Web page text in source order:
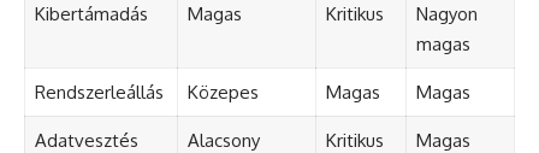
Kibertámadás Magas Kritikus
Nagyon
magas
Rendszerleállás Közepes Magas Magas
Adatvesztés Alacsony Kritikus Magas